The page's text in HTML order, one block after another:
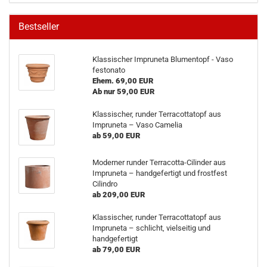
Bestseller
Klassischer Impruneta Blumentopf - Vaso
festonato
Ehem. 69,00 EUR
Ab nur 59,00 EUR
Klassischer, runder Terracottatopf aus
Impruneta – Vaso Camelia
ab 59,00 EUR
Moderner runder Terracotta-Cilinder aus
Impruneta – handgefertigt und frostfest
Cilindro
ab 209,00 EUR
Klassischer, runder Terracottatopf aus
Impruneta – schlicht, vielseitig und
handgefertigt
ab 79,00 EUR